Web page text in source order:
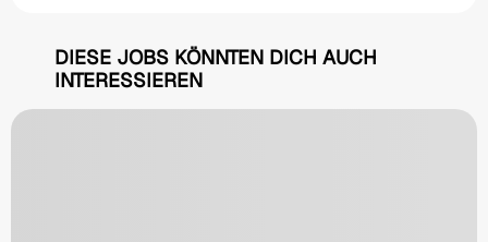
DIESE JOBS KÖNNTEN DICH AUCH
INTERESSIEREN